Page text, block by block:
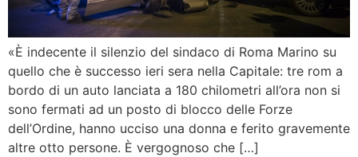
«È indecente il silenzio del sindaco di Roma Marino su
quello che è successo ieri sera nella Capitale: tre rom a
bordo di un auto lanciata a 180 chilometri all’ora non si
sono fermati ad un posto di blocco delle Forze
dell’Ordine, hanno ucciso una donna e ferito gravemente
altre otto persone. È vergognoso che […]